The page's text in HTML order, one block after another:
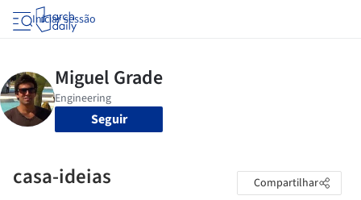
Iniciar sessão
Seguir
casa-ideias Compartilhar